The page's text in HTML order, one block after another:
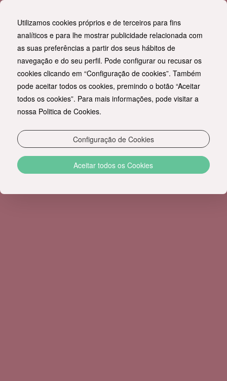
Utilizamos cookies próprios e de terceiros para fins
analíticos e para lhe mostrar publicidade relacionada com
as suas preferências a partir dos seus hábitos de
navegação e do seu perfil. Pode configurar ou recusar os
cookies clicando em “Configuração de cookies”. Também
pode aceitar todos os cookies, premindo o botão “Aceitar
todos os cookies”. Para mais informações, pode visitar a
nossa Politica de Cookies.
Configuração de Cookies
Aceitar todos os Cookies